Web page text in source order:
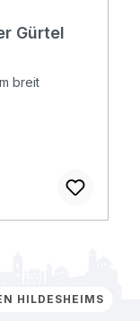
Gürtel
breit
HILDESHEIMS